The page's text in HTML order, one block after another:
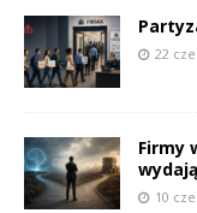
22
Firmy
10